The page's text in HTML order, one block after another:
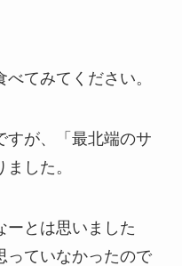
てみてください。
すが、「最北端のサ
した。
ーとは思いました
っていなかったので